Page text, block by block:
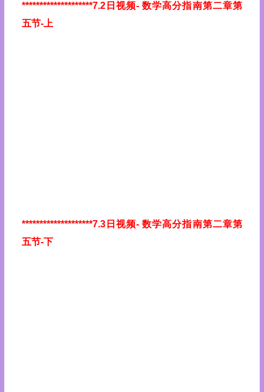
********************7.2日视频- 数学高分指南第二章第
五节-上
********************7.3日视频- 数学高分指南第二章第
五节-下